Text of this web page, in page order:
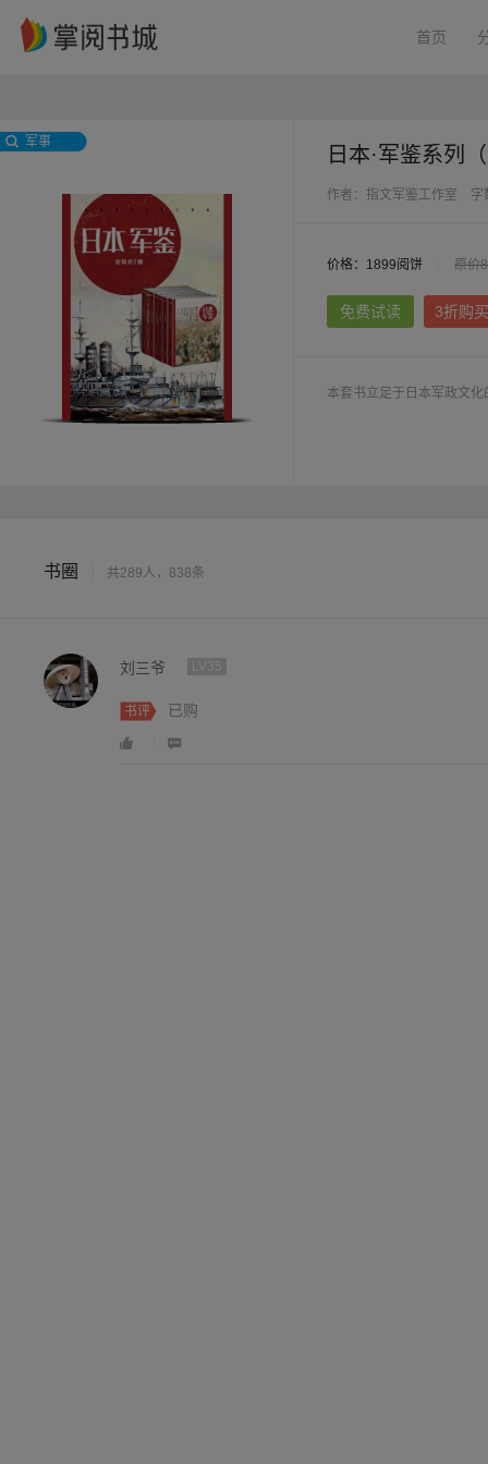
首页
军事
日本·军鉴系列
作者：指文军鉴工作室 字
价格：1899阅饼 原价
免费试读 3折购买
本套书立足于日本军政文
书圈 共289人，838条
刘三爷
书评 已购